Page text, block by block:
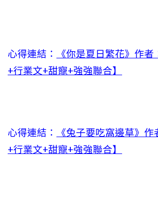
心得連結：
《你是夏日繁花》作
+行業文+甜寵+強強聯合】
心得連結：
《兔子要吃窩邊草》
+行業文+甜寵+強強聯合】